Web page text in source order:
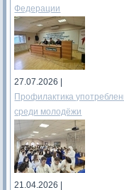
Федерации
27.07.2026 |
Профилактика
среди молодёжи
21.04.2026 |